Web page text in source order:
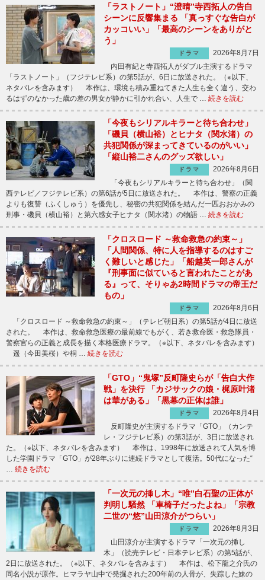
「ラストノート」“澄晴”寺西拓人の告白
シーンに反響集まる 「真っすぐな告白が
カッコいい」「最高のシーンをありがと
う」
ドラマ
2026年8月7日
内田有紀と寺西拓人がダブル主演するドラマ
「ラストノート」（フジテレビ系）の第5話が、6日に放送された。（※以下、
ネタバレを含みます） 本作は、環境も積み重ねてきた人生も全く違う、交わ
るはずのなかった歳の差の男女が静かに引かれ合い、人生で … 続きを読む
「今夜もシリアルキラーと待ち合わせ」
「磯貝（横山裕）とヒナタ（関水渚）の
共犯関係が深まってきているのがいい」
「縦山裕二さんのグッズ欲しい」
ドラマ
2026年8月6日
「今夜もシリアルキラーと待ち合わせ」（関
西テレビ／フジテレビ系）の第6話が5日に放送された。 本作は、警察の正義
よりも復讐（ふくしゅう）を優先し、秘密の共犯関係を結んだ一匹おおかみの
刑事・磯貝（横山裕）と第六感女子ヒナタ（関水渚）の物語 … 続きを読む
「クロスロード ～救命救急の約束～」
「人間関係、特に人を指導するのはすご
く難しいと感じた」「船越英一郎さんが
『刑事面に似ていると言われたことがあ
る』って、そりゃあ2時間ドラマの帝王だ
もの」
ドラマ
2026年8月6日
「クロスロード ～救命救急の約束～」（テレビ朝日系）の第5話が4日に放送
された。 本作は、救命救急医療の最前線でもがく、若き救命医・救急隊員・
警察官らの正義と成長を描く本格医療ドラマ。（※以下、ネタバレを含みます）
遥（今田美桜）や桐 … 続きを読む
「GTO」“鬼塚”反町隆史らが「告白大作
戦」を決行 「カジサックの娘・梶原叶渚
は華がある」「黒幕の正体は誰」
ドラマ
2026年8月4日
反町隆史が主演するドラマ「GTO」（カンテ
レ・フジテレビ系）の第3話が、3日に放送され
た。（※以下、ネタバレを含みます） 本作は、1998年に放送されて人気を博
した学園ドラマ「GTO」が28年ぶりに連続ドラマとして復活。50代になった“
… 続きを読む
「一次元の挿し木」“唯”白石聖の正体が
判明し騒然 「車椅子だったよね」「宗教
二世の“悠”山田涼介がつらい」
ドラマ
2026年8月3日
山田涼介が主演するドラマ「一次元の挿し
木」（読売テレビ・日本テレビ系）の第5話が、
2日に放送された。（※以下、ネタバレを含みます） 本作は、松下龍之介氏の
同名小説が原作。ヒマラヤ山中で発掘された200年前の人骨が、失踪した妹の